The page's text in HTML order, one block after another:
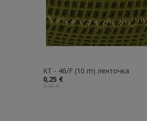
KT - 46/F (10 m) ленточка
0,25 €
0,85 €